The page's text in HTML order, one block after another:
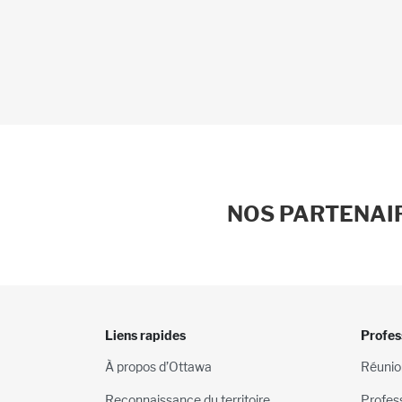
NOS
Liens rapides
À propos d’Ottawa